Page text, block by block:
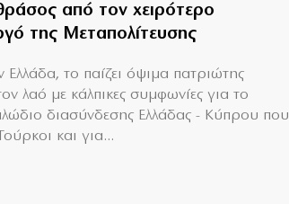
από τον χειρότερο
της Μεταπολίτευσης
Ελλάδα, το παίζει όψιμα πατριώτης
λαό με κάλπικες συμφωνίες για το
διασύνδεσης Ελλάδας - Κύπρου που
και για...